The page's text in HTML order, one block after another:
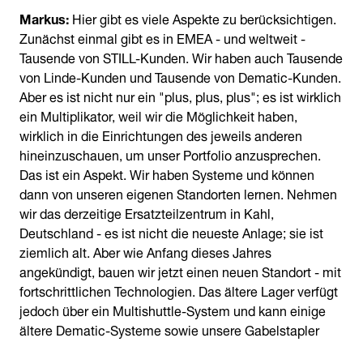
Markus:Hier gibt es viele Aspekte zu berücksichtigen.
Zunächst einmal gibt es in EMEA - und weltweit -
Tausende von STILL-Kunden. Wir haben auch Tausende
von Linde-Kunden und Tausende von Dematic-Kunden.
Aber es ist nicht nur ein "plus, plus, plus"; es ist wirklich
ein Multiplikator, weil wir die Möglichkeit haben,
wirklich in die Einrichtungen des jeweils anderen
hineinzuschauen, um unser Portfolio anzusprechen.
Das ist ein Aspekt. Wir haben Systeme und können
dann von unseren eigenen Standorten lernen. Nehmen
wir das derzeitige Ersatzteilzentrum in Kahl,
Deutschland - es ist nicht die neueste Anlage; sie ist
ziemlich alt. Aber wie Anfang dieses Jahres
angekündigt, bauen wir jetzt einen neuen Standort - mit
fortschrittlichen Technologien. Das ältere Lager verfügt
jedoch über ein Multishuttle-System und kann einige
ältere Dematic-Systeme sowie unsere Gabelstapler